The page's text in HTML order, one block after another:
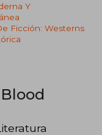
Y
Ficción: Westerns